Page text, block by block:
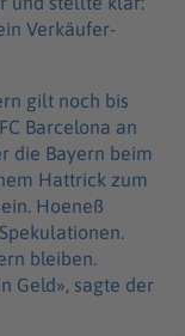
Verkäufer-
gilt noch bis
Barcelona an
die Bayern beim
Hattrick zum
Hoeneß
bleiben.
Geld», sagte der